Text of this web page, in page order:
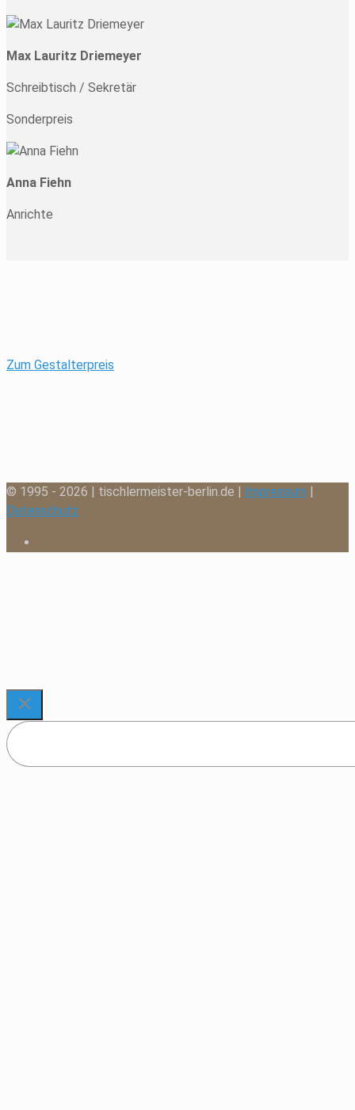
Max Lauritz Driemeyer
Schreibtisch / Sekretär
Sonderpreis
Anna Fiehn
Anrichte
Zum Gestalterpreis
© 1995 - 2026 | tischlermeister-berlin.de | Impressum |
Datenschutz